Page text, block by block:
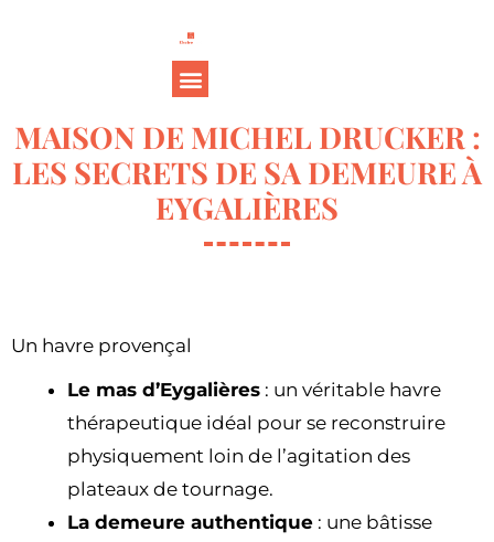
MAISON DE MICHEL DRUCKER :
LES SECRETS DE SA DEMEURE À
EYGALIÈRES
Un havre provençal
Le mas d’Eygalières : un véritable havre
thérapeutique idéal pour se reconstruire
physiquement loin de l’agitation des
plateaux de tournage.
La demeure authentique : une bâtisse